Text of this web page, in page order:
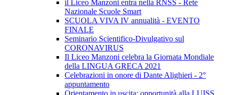
il Liceo Manzoni entra nella RNSS - Rete
Nazionale Scuole Smart
SCUOLA VIVA IV annualità - EVENTO
FINALE
Seminario Scientifico-Divulgativo sul
CORONAVIRUS
Il Liceo Manzoni celebra la Giornata Mondiale
della LINGUA GRECA 2021
Celebrazioni in onore di Dante Alighieri - 2°
appuntamento